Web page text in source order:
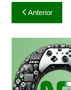
Navegação
de
Post
Anterior